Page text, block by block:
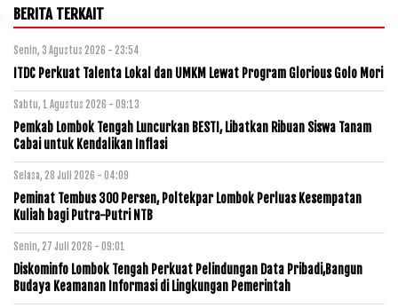
BERITA TERKAIT
Senin, 3 Agustus 2026 - 23:54
ITDC Perkuat Talenta Lokal dan UMKM Lewat Program Glorious Golo Mori
Sabtu, 1 Agustus 2026 - 09:13
Pemkab Lombok Tengah Luncurkan BESTI, Libatkan Ribuan Siswa Tanam
Cabai untuk Kendalikan Inflasi
Selasa, 28 Juli 2026 - 04:09
Peminat Tembus 300 Persen, Poltekpar Lombok Perluas Kesempatan
Kuliah bagi Putra-Putri NTB
Senin, 27 Juli 2026 - 09:01
Diskominfo Lombok Tengah Perkuat Pelindungan Data Pribadi,Bangun
Budaya Keamanan Informasi di Lingkungan Pemerintah